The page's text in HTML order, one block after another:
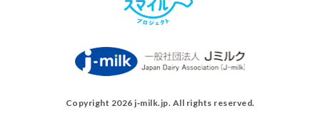
Copyright 2026 j‑milk.jp. All rights reserved.